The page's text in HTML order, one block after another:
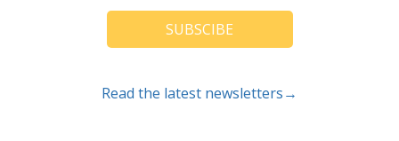
SUBSCIBE
Read the latest newsletters→